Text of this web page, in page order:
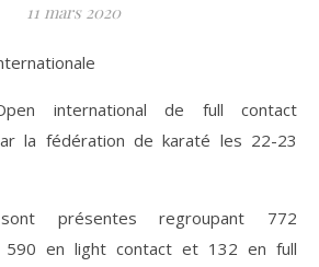
11 mars 2020
international de full contact
la fédération de karaté les 22-23
présentes regroupant 772
590 en light contact et 132 en full